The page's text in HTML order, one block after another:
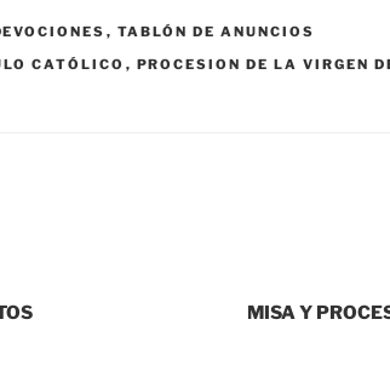
, TABLÓN DE ANUNCIOS
CATÓLICO , PROCESION DE LA VIRGEN
MISA Y